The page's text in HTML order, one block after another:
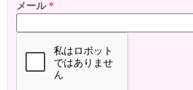
メール*